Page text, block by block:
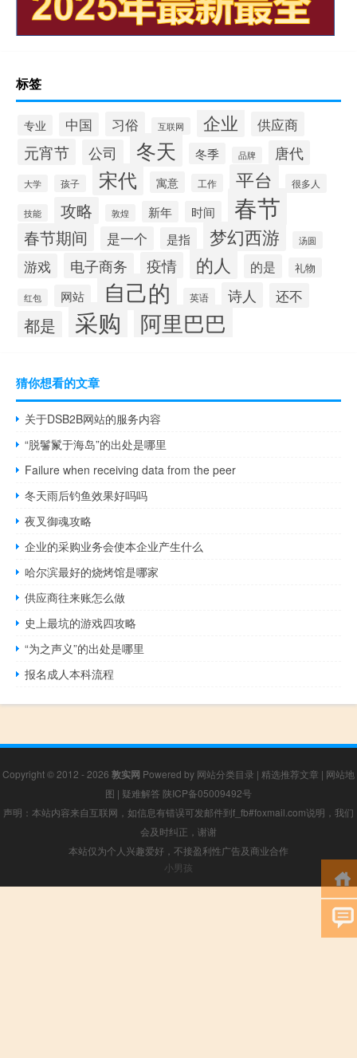
标签
专业 中国 习俗 互联网 企业 供应商
元宵节 公司 冬天 冬季 品牌 唐代
大学 孩子 宋代 寓意 工作 平台 很多人
技能 攻略 敦煌 新年 时间 春节
春节期间 是一个 是指 梦幻西游 汤圆
游戏 电子商务 疫情 的人 的是 礼物
红包 网站 自己的 英语 诗人 还不
都是 采购 阿里巴巴
猜你想看的文章
关于DSB2B网站的服务内容
“脱鬐鬣于海岛”的出处是哪里
Failure when receiving data from the peer
冬天雨后钓鱼效果好吗吗
夜叉御魂攻略
企业的采购业务会使本企业产生什么
哈尔滨最好的烧烤馆是哪家
供应商往来账怎么做
史上最坑的游戏四攻略
“为之声义”的出处是哪里
报名成人本科流程
Copyright © 2012 - 2026 敦实网 Powered by 网站分类目录 | 精选推荐文章 | 网站地
图 | 疑难解答 陕ICP备05009492号
声明：本站内容来自互联网，如信息有错误可发邮件到f_fb#foxmail.com说明，我们
会及时纠正，谢谢
本站仅为个人兴趣爱好，不接盈利性广告及商业合作
小男孩